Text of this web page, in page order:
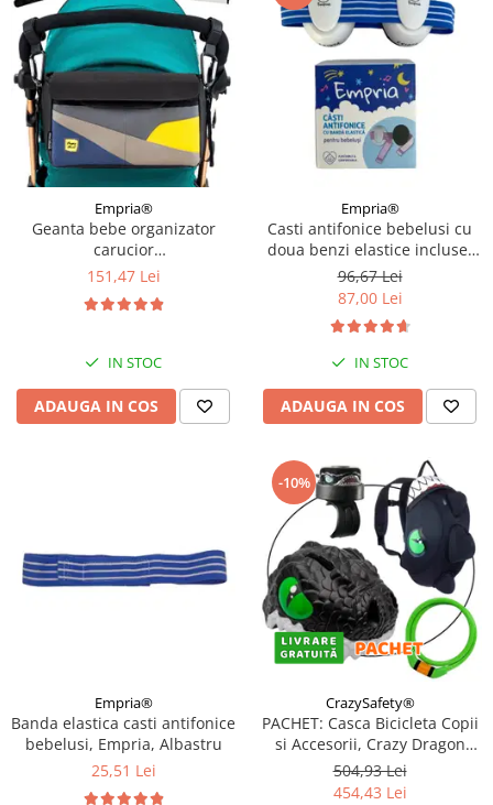
Empria®
Geanta bebe organizator
carucior
bebelusi, 36x21x11 cm
151,47 Lei
IN STOC
ADAUGA IN COS
Empria®
Casti antifonice bebelusi cu
doua benzi elastice incluse,
roz si albastru, Empria
96,67 Lei
87,00 Lei
IN STOC
ADAUGA IN COS
Empria®
Banda elastica casti antifonice
bebelusi, Empria, Albastru
25,51 Lei
-10%
CrazySafety®
PACHET: Casca Bicicleta Copii
si Accesorii, Crazy Dragon
Negru
504,93 Lei
454,43 Lei